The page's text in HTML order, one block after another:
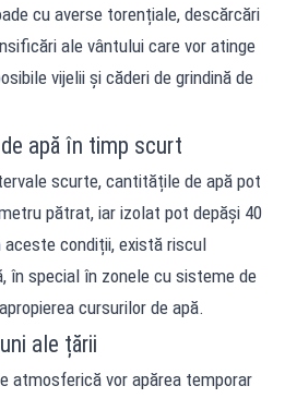
cu averse torențiale, descărcări
ale vântului care vor atinge
vijelii și căderi de grindină de
apă în timp scurt
scurte, cantitățile de apă pot
pătrat, iar izolat pot depăși 40
condiții, există riscul
în special în zonele cu sisteme de
cursurilor de apă.
ale țării
atmosferică vor apărea temporar